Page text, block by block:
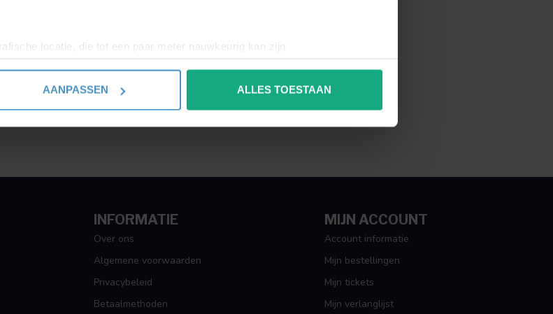
locatie, die tot een paar meter nauwkeurig kan zijn
te scannen op specifieke eigenschappen (fingerprinting)
in de Cookieverklaring.
AANPASSEN ALLES TOESTAAN
INFORMATIE
Over ons
Algemene voorwaarden
Privacybeleid
Betaalmethoden
MIJN ACCOUNT
Account informatie
Mijn bestellingen
Mijn tickets
Mijn verlanglijst